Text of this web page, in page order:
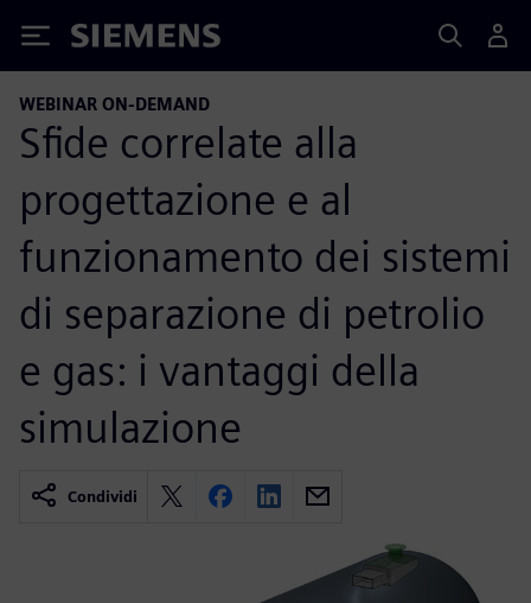
Siemens
WEBINAR ON-DEMAND
Sfide correlate alla
progettazione e al
funzionamento dei sistemi
di separazione di petrolio
e gas: i vantaggi della
simulazione
Condividi